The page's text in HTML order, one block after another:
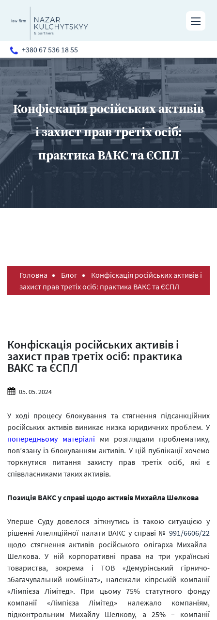
+380 67 536 18 55
Конфіскація російських активів
і захист прав третіх осіб:
практика ВАКС та ЄСПЛ
Головна Блог
Конфіскація російських активів і
захист прав третіх осіб: практика ВАКС та ЄСПЛ
Конфіскація російських активів і
захист прав третіх осіб: практика
ВАКС та ЄСПЛ
05. 05. 2024
У ході процесу блокування та стягнення підсанкційних
російських активів виникає низка юридичних проблем. У
попередньому матеріалі ми розглядали проблематику,
пов’язану із блокуванням активів. У цій публікації хочемо
торкнутися питання захисту прав третіх осіб, які є
співвласниками таких активів.
Позиція ВАКС у справі щодо активів Михайла Шелкова
Уперше Cуду довелося зіткнутись із такою ситуацією у
рішенні Апеляційної палати ВАКС у справі № 991/6606/22
щодо стягнення активів російського олігарха Михайла
Шелкова. У ній корпоративні права на три українські
товариства, зокрема і ТОВ «Демурінський гірничо-
збагачувальний комбінат», належали кіпрській компанії
«Лімпієза Лімітед». При цьому 75% статутного фонду
компанії «Лімпієза Лімітед» належало компаніям,
підконтрольним Михайлу Шелкову, а 25% – компанії